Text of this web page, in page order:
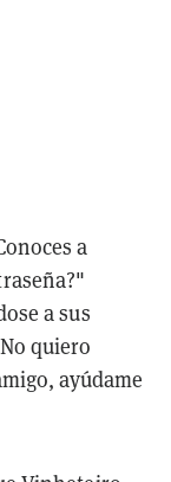
a
a sus
quiero
ayúdame